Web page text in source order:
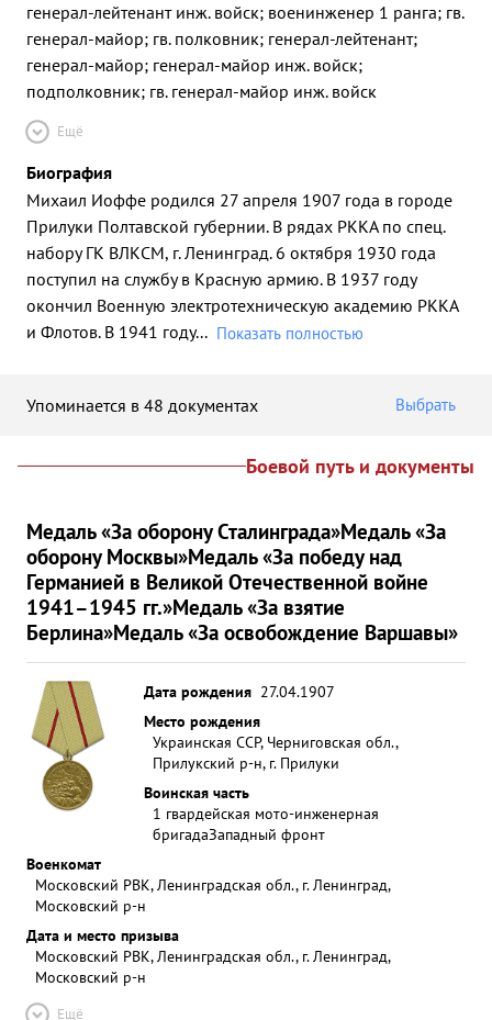
генерал-лейтенант инж. войск; военинженер 1 ранга; гв.
генерал-майор; гв. полковник; генерал-лейтенант;
генерал-майор; генерал-майор инж. войск;
подполковник; гв. генерал-майор инж. войск
Ещё
Биография
Михаил Иоффе родился 27 апреля 1907 года в городе
Прилуки Полтавской губернии. В рядах РККА по спец.
набору ГК ВЛКСМ, г. Ленинград. 6 октября 1930 года
поступил на службу в Красную армию. В 1937 году
окончил Военную электротехническую академию РККА
и Флотов. В 1941 году... Показать полностью
Упоминается в 48 документах Выбрать
Боевой путь и документы
Медаль «За оборону Сталинграда»Медаль «За
оборону Москвы»Медаль «За победу над
Германией в Великой Отечественной войне
1941–1945 гг.»Медаль «За взятие
Берлина»Медаль «За освобождение Варшавы»
Дата рождения 27.04.1907
Место рождения
Украинская ССР, Черниговская обл.,
Прилукский р-н, г. Прилуки
Воинская часть
1 гвардейская мото-инженерная
бригадаЗападный фронт
Военкомат
Московский РВК, Ленинградская обл., г. Ленинград,
Московский р-н
Дата и место призыва
Московский РВК, Ленинградская обл., г. Ленинград,
Московский р-н
Ещё